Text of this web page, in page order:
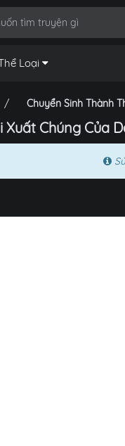
Loại
Chuyển Sinh Thành
Xuất Chúng Của